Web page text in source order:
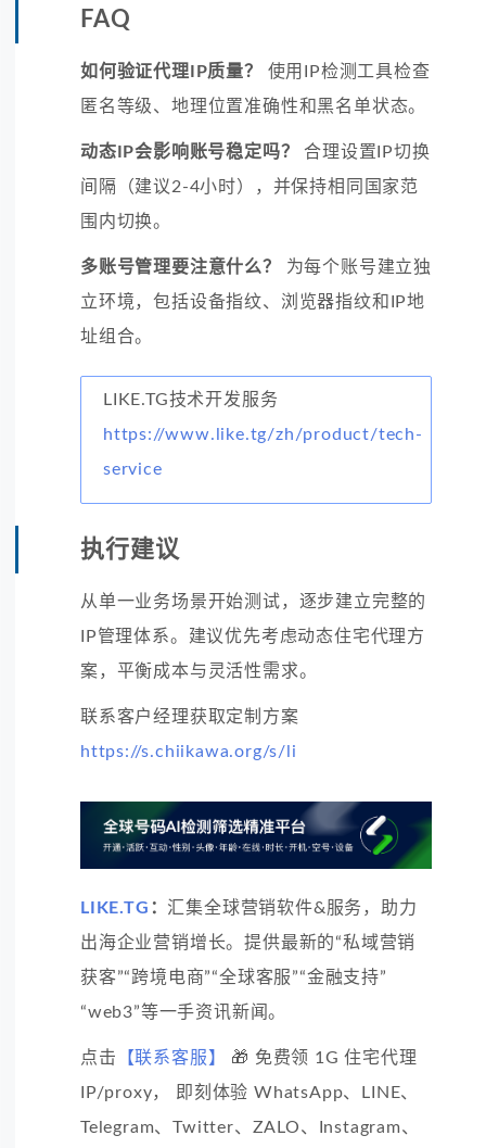
FAQ
如何验证代理IP质量？
使用IP检测工具检查
匿名等级、地理位置准确性和黑名单状态。
动态IP会影响账号稳定吗？
合理设置IP切换
间隔（建议2-4小时），并保持相同国家范
围内切换。
多账号管理要注意什么？
为每个账号建立独
立环境，包括设备指纹、浏览器指纹和IP地
址组合。
LIKE.TG技术开发服务
https://www.like.tg/zh/product/tech-
service
执行建议
从单一业务场景开始测试，逐步建立完整的
IP管理体系。建议优先考虑动态住宅代理方
案，平衡成本与灵活性需求。
联系客户经理获取定制方案
https://s.chiikawa.org/s/li
LIKE.TG ： 汇集全球营销软件&服务，助力
出海企业营销增长。提供最新的“私域营销
获客”“跨境电商”“全球客服”“金融支持”
“web3”等一手资讯新闻。
点击 【联系客服】
🎁 免费领 1G 住宅代理
IP/proxy， 即刻体验 WhatsApp、LINE、
Telegram、Twitter、ZALO、Instagram、